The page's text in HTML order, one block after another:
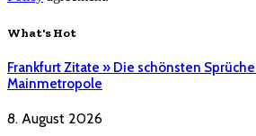
What's Hot
Frankfurt Zitate » Die schönsten
Mainmetropole
8. August 2026